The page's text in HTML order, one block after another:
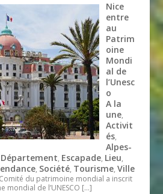
Nice
entre
au
Patrim
oine
Mondi
al de
l’Unesc
o
A la
une,
Activit
és,
Alpes-
Département, Escapade, Lieu,
, Société, Tourisme,Ville
du patrimoine mondial a inscrit
mondial de l’UNESCO […]